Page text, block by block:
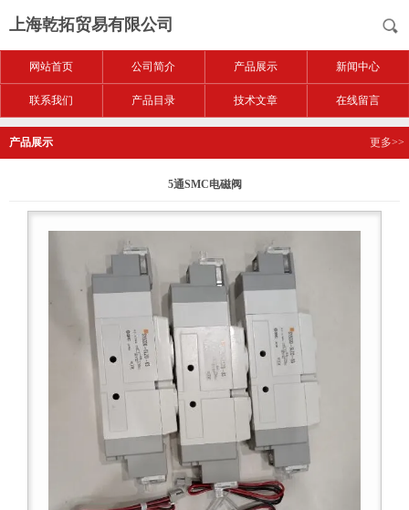
上海乾拓贸易有限公司
网站首页 公司简介 产品展示 新闻中心
联系我们 产品目录 技术文章 在线留言
产品展示 更多>>
5通SMC电磁阀